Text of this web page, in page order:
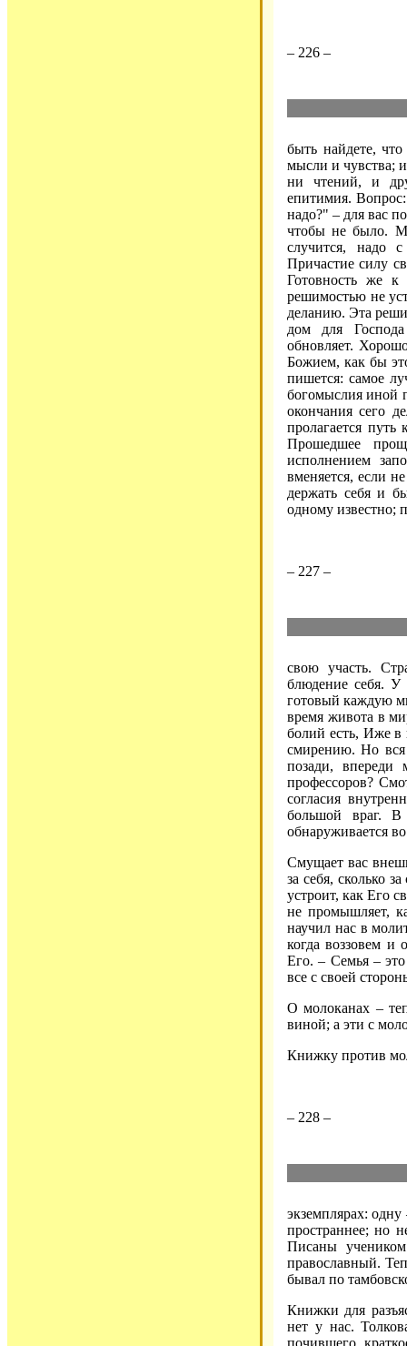
– 226 –
быть найдете,
мысли и чувства;
ни чтений, и
епитимия.
надо?" – для вас
чтобы не было.
случится, надо
Причастие силу
Готовность же к
решимостью не
деланию. Эта
дом для
обновляет.
Божием, как бы
пишется: самое
богомыслия иной
окончания сего
пролагается
Прошедшее
исполнением
вменяется, если
держать себя и
одному известно;
– 227 –
свою участь.
блюдение себя. У
готовый каждую
время живота в
болий есть, Иже в
смирению. Но вся
позади,
профессоров?
согласия
большой враг. В
обнаруживается
Смущает вас
за себя, сколько
устроит, как Его
не промышляет,
научил нас в
когда воззовем и
Его. – Семья –
все с своей
О молоканах –
виной; а эти с
Книжку против
– 228 –
экземплярах:
пространнее; но
Писаны
православный.
бывал по
Книжки для
нет у нас.